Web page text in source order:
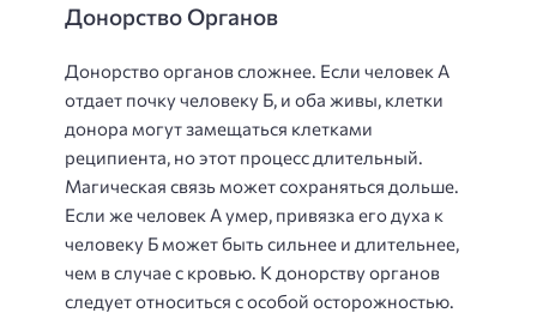
Донорство Органов
Донорство органов сложнее. Если человек А
отдает почку человеку Б, и оба живы, клетки
донора могут замещаться клетками
реципиента, но этот процесс длительный.
Магическая связь может сохраняться дольше.
Если же человек А умер, привязка его духа к
человеку Б может быть сильнее и длительнее,
чем в случае с кровью. К донорству органов
следует относиться с особой осторожностью.